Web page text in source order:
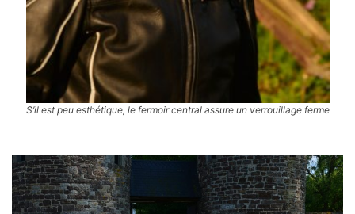
S’il est peu esthétique, le fermoir central assure un verrouillage ferme